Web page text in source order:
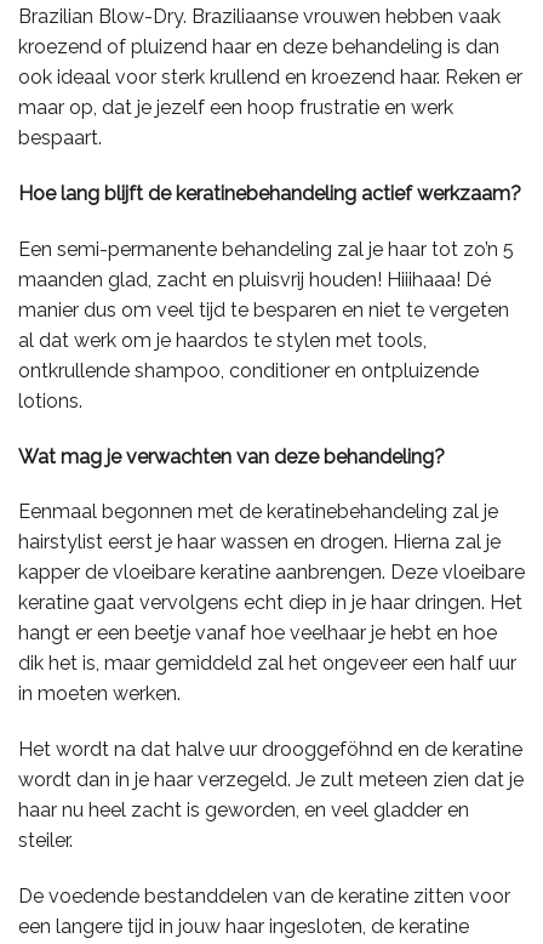
Brazilian Blow-Dry. Braziliaanse vrouwen hebben vaak
kroezend of pluizend haar en deze behandeling is dan
ook ideaal voor sterk krullend en kroezend haar. Reken er
maar op, dat je jezelf een hoop frustratie en werk
bespaart.
Hoe lang blijft de keratinebehandeling actief werkzaam?
Een semi-permanente behandeling zal je haar tot zo’n 5
maanden glad, zacht en pluisvrij houden! Hiiihaaa! Dé
manier dus om veel tijd te besparen en niet te vergeten
al dat werk om je haardos te stylen met tools,
ontkrullende shampoo, conditioner en ontpluizende
lotions.
Wat mag je verwachten van deze behandeling?
Eenmaal begonnen met de keratinebehandeling zal je
hairstylist eerst je haar wassen en drogen. Hierna zal je
kapper de vloeibare keratine aanbrengen. Deze vloeibare
keratine gaat vervolgens echt diep in je haar dringen. Het
hangt er een beetje vanaf hoe veelhaar je hebt en hoe
dik het is, maar gemiddeld zal het ongeveer een half uur
in moeten werken.
Het wordt na dat halve uur drooggeföhnd en de keratine
wordt dan in je haar verzegeld. Je zult meteen zien dat je
haar nu heel zacht is geworden, en veel gladder en
steiler.
De voedende bestanddelen van de keratine zitten voor
een langere tijd in jouw haar ingesloten, de keratine